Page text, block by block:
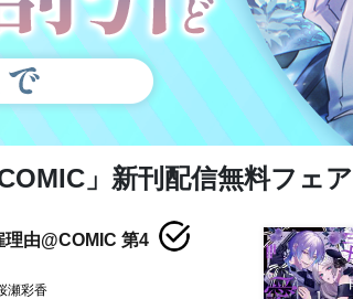
」新刊配信無料フェア
由@COMIC 第4
瀬彩香